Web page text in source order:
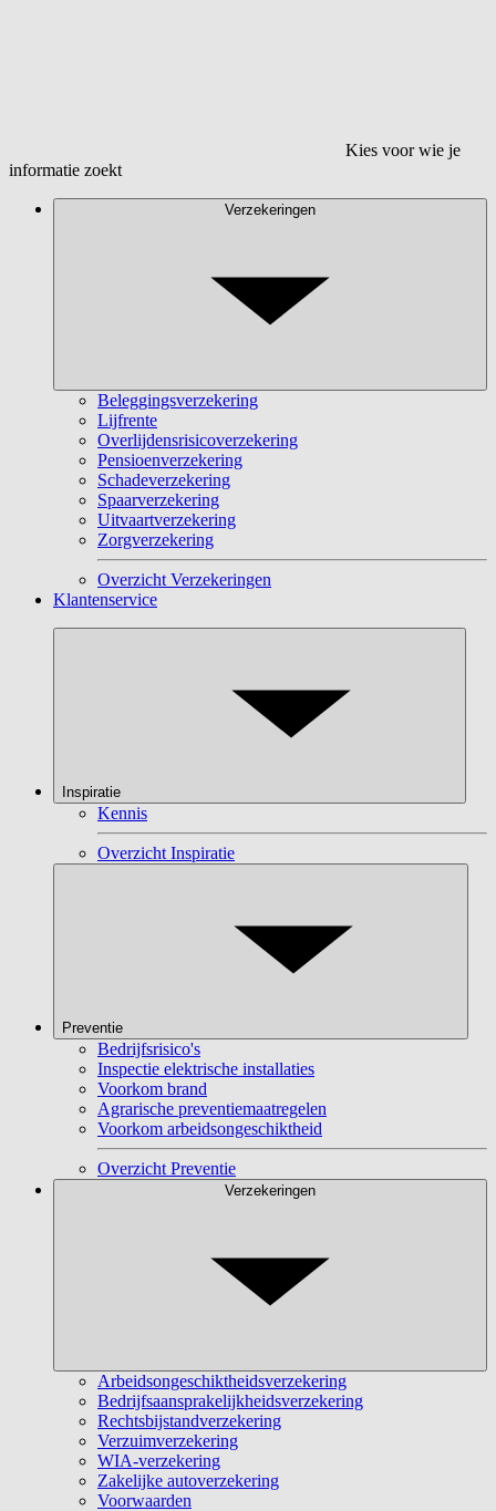
Kies voor wie je
informatie zoekt
Verzekeringen
Beleggingsverzekering
Lijfrente
Overlijdensrisicoverzekering
Pensioenverzekering
Schadeverzekering
Spaarverzekering
Uitvaartverzekering
Zorgverzekering
Overzicht Verzekeringen
Klantenservice
Inspiratie
Kennis
Overzicht Inspiratie
Preventie
Bedrijfsrisico's
Inspectie elektrische installaties
Voorkom brand
Agrarische preventiemaatregelen
Voorkom arbeidsongeschiktheid
Overzicht Preventie
Verzekeringen
Arbeidsongeschiktheidsverzekering
Bedrijfsaansprakelijkheidsverzekering
Rechtsbijstandverzekering
Verzuimverzekering
WIA-verzekering
Zakelijke autoverzekering
Voorwaarden